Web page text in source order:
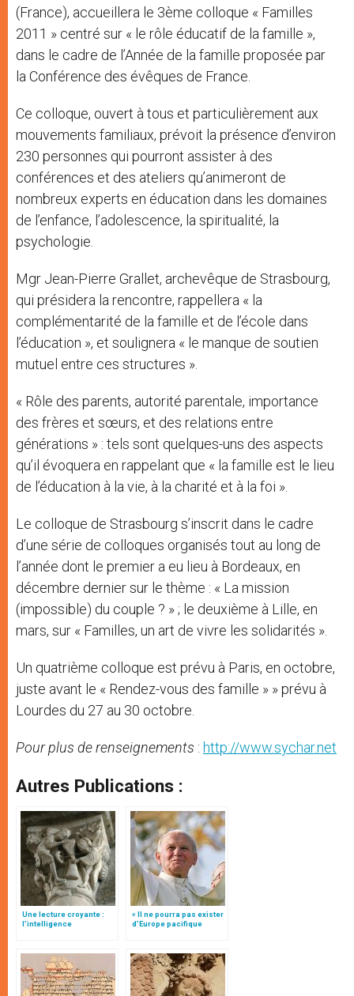
(France), accueillera le 3ème colloque « Familles
2011 » centré sur « le rôle éducatif de la famille »,
dans le cadre de l’Année de la famille proposée par
la Conférence des évêques de France.
Ce colloque, ouvert à tous et particulièrement aux
mouvements familiaux, prévoit la présence d’environ
230 personnes qui pourront assister à des
conférences et des ateliers qu’animeront de
nombreux experts en éducation dans les domaines
de l’enfance, l’adolescence, la spiritualité, la
psychologie.
Mgr Jean-Pierre Grallet, archevêque de Strasbourg,
qui présidera la rencontre, rappellera « la
complémentarité de la famille et de l’école dans
l’éducation », et soulignera « le manque de soutien
mutuel entre ces structures ».
« Rôle des parents, autorité parentale, importance
des frères et sœurs, et des relations entre
générations » : tels sont quelques-uns des aspects
qu’il évoquera en rappelant que « la famille est le lieu
de l’éducation à la vie, à la charité et à la foi ».
Le colloque de Strasbourg s’inscrit dans le cadre
d’une série de colloques organisés tout au long de
l’année dont le premier a eu lieu à Bordeaux, en
décembre dernier sur le thème : « La mission
(impossible) du couple ? » ; le deuxième à Lille, en
mars, sur « Familles, un art de vivre les solidarités ».
Un quatrième colloque est prévu à Paris, en octobre,
juste avant le « Rendez-vous des famille » » prévu à
Lourdes du 27 au 30 octobre.
Pour plus de renseignements : http://www.sychar.net
Autres Publications :
Une lecture croyante :
l’intelligence
« Il ne pourra pas exister
d’Europe pacifique